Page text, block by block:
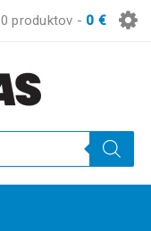
0 produktov - 0 €